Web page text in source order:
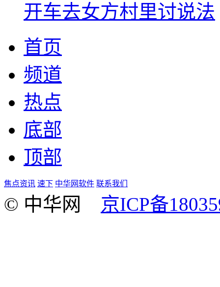
开车去女方村里讨说法
首页
频道
热点
底部
顶部
焦点资讯 速下 中华网软件 联系我们
© 中华网 京ICP备